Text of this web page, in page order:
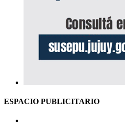
ESPACIO PUBLICITARIO